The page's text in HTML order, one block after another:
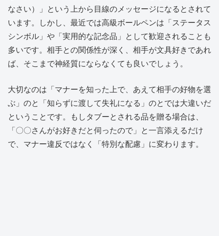
なさい）」という上から目線のメッセージになるとされて
います。しかし、最近では高級ボールペンは「ステータス
シンボル」や「実用的な記念品」として歓迎されることも
多いです。相手との関係性が深く、相手が文具好きであれ
ば、そこまで神経質にならなくても良いでしょう。
大切なのは「マナーを知った上で、あえて相手の好物を選
ぶ」のと「知らずに渡して失礼になる」のとでは大違いだ
ということです。もしタブーとされる品を贈る場合は、
「〇〇さんがお好きだと伺ったので」と一言添えるだけ
で、マナー違反ではなく「特別な配慮」に変わります。